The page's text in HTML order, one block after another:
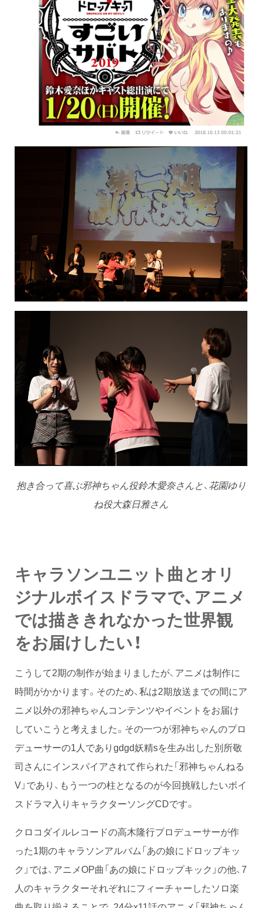
抱き合って喜ぶ邪神ちゃん役鈴木愛奈さんと、花園ゆり
ね役大森日雅さん
キャラソンユニット曲とオリ
ジナルボイスドラマで、アニメ
では描ききれなかった世界観
をお届けしたい！
こうして2期の制作が始まりましたが、アニメは制作に
時間がかかります。そのため、私は2期放送までの間にア
ニメ以外の邪神ちゃんコンテンツやイベントをお届け
していこうと考えました。その一つが邪神ちゃんのプロ
デューサーの1人でありgdgd妖精sを生み出した別所敬
司さんにインスパイアされて作られた「邪神ちゃんねる
V」であり、もう一つの柱となるのが今回挑戦したいボイ
スドラマ入りキャラクターソングCDです。
クロコダイルレコードの高木隆行プロデューサーが作
った1期のキャラソンアルバム「あの娘にドロップキッ
ク」では、アニメOP曲「あの娘にドロップキック」の他、7
人のキャラクターそれぞれにフィーチャーしたソロ楽